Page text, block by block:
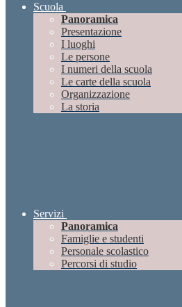
Scuola
Panoramica
Presentazione
I luoghi
Le persone
I numeri della scuola
Le carte della scuola
Organizzazione
La storia
Servizi
Panoramica
Famiglie e studenti
Personale scolastico
Percorsi di studio